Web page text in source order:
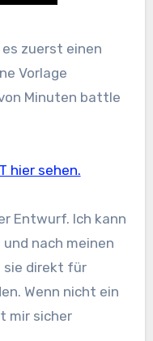
zuerst einen
Vorlage
Minuten battle
hier sehen.
Entwurf. Ich kann
nach meinen
sie direkt für
Wenn nicht ein
mir sicher